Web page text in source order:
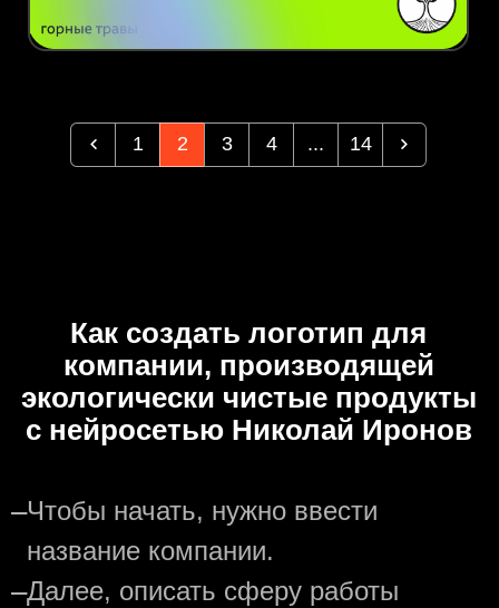
1 2 3 4 ... 14
Как создать логотип для
компании, производящей
экологически чистые продукты
с нейросетью Николай Иронов
—Чтобы начать, нужно ввести
название компании.
—Далее, описать сферу работы